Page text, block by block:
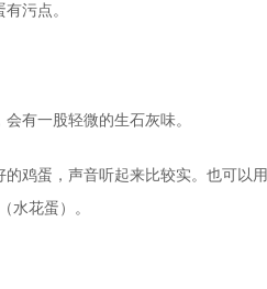
污点。
有一股轻微的生石灰味。
鸡蛋，声音听起来比较实。也可以用
水花蛋）。